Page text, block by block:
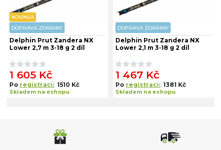
NOVINKA
DOPRAVA ZDARMA!
Delphin Prut Zandera NX
Lower 2,7 m 3-18 g 2 díl
1 605 Kč
Po registraci: 1510 Kč
Skladem na eshopu
DOPRAVA ZDARMA!
Delphin Prut Zandera NX
Lower 2,1 m 3-18 g 2 díl
1 467 Kč
Po registraci: 1381 Kč
Skladem na eshopu